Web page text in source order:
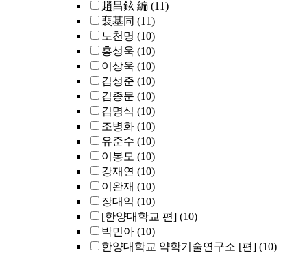
趙昌鉉 編 (11)
裵基同 (11)
노천명 (10)
홍성욱 (10)
이상욱 (10)
김성준 (10)
김종문 (10)
김명식 (10)
조병화 (10)
유준수 (10)
이봉모 (10)
강재연 (10)
이완재 (10)
장대익 (10)
[한양대학교 편] (10)
박민아 (10)
한양대학교 약학기술연구소 [편] (10)